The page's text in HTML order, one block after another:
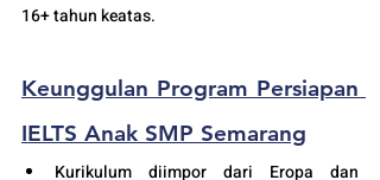
16+ tahun keatas.
Keunggulan Program Persiapan
IELTS Anak SMP Semarang
Kurikulum diimpor dari Eropa dan